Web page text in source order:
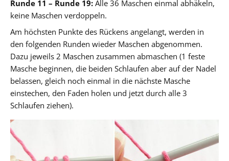
Runde 11 – Runde 19: Alle 36 Maschen einmal abhäkeln,
keine Maschen verdoppeln.
Am höchsten Punkte des Rückens angelangt, werden in
den folgenden Runden wieder Maschen abgenommen.
Dazu jeweils 2 Maschen zusammen abmaschen (1 feste
Masche beginnen, die beiden Schlaufen aber auf der Nadel
belassen, gleich noch einmal in die nächste Masche
einstechen, den Faden holen und jetzt durch alle 3
Schlaufen ziehen).